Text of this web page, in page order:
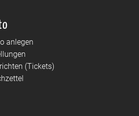
anlegen
(Tickets)